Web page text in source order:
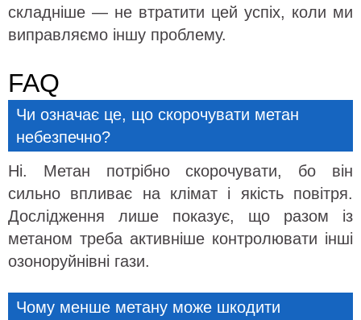
складніше — не втратити цей успіх, коли ми
виправляємо іншу проблему.
FAQ
Чи означає це, що скорочувати метан
небезпечно?
Ні. Метан потрібно скорочувати, бо він
сильно впливає на клімат і якість повітря.
Дослідження лише показує, що разом із
метаном треба активніше контролювати інші
озоноруйнівні гази.
Чому менше метану може шкодити